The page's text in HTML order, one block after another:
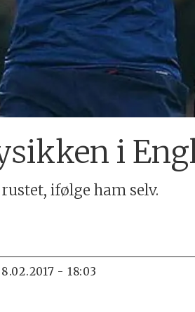
i
ifølge ham selv.
08.02.2017 - 18:03